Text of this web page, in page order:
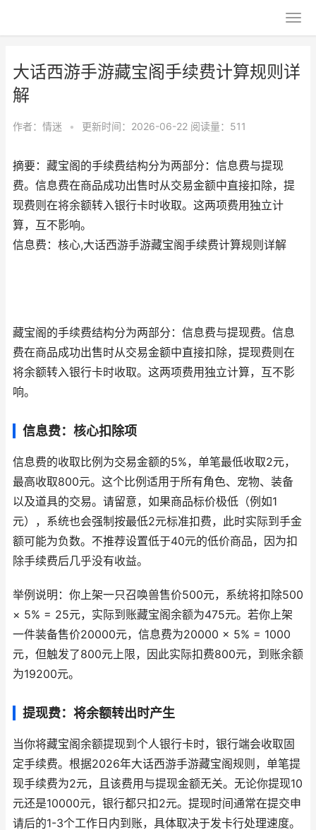
大话西游手游藏宝阁手续费计算规则详
解
作者： 情迷 • 更新时间：2026-06-22 阅读量：511
摘要：藏宝阁的手续费结构分为两部分：信息费与提现
费。信息费在商品成功出售时从交易金额中直接扣除，提
现费则在将余额转入银行卡时收取。这两项费用独立计
算，互不影响。
信息费：核心,大话西游手游藏宝阁手续费计算规则详解
藏宝阁的手续费结构分为两部分：信息费与提现费。信息
费在商品成功出售时从交易金额中直接扣除，提现费则在
将余额转入银行卡时收取。这两项费用独立计算，互不影
响。
信息费：核心扣除项
信息费的收取比例为交易金额的5%，单笔最低收取2元，
最高收取800元。这个比例适用于所有角色、宠物、装备
以及道具的交易。请留意，如果商品标价极低（例如1
元），系统也会强制按最低2元标准扣费，此时实际到手金
额可能为负数。不推荐设置低于40元的低价商品，因为扣
除手续费后几乎没有收益。
举例说明：你上架一只召唤兽售价500元，系统将扣除500
× 5% = 25元，实际到账藏宝阁余额为475元。若你上架
一件装备售价20000元，信息费为20000 × 5% = 1000
元，但触发了800元上限，因此实际扣费800元，到账余额
为19200元。
提现费：将余额转出时产生
当你将藏宝阁余额提现到个人银行卡时，银行端会收取固
定手续费。根据2026年大话西游手游藏宝阁规则，单笔提
现手续费为2元，且该费用与提现金额无关。无论你提现10
元还是10000元，银行都只扣2元。提现时间通常在提交申
请后的1-3个工作日内到账，具体取决于发卡行处理速度。